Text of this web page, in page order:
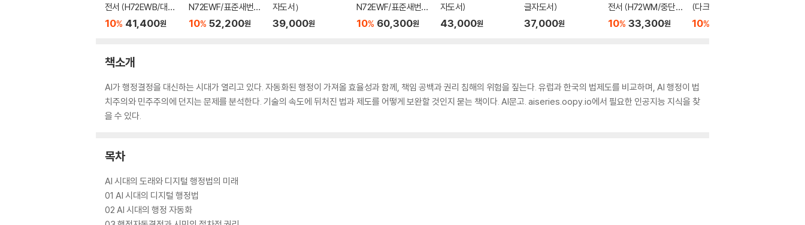
전서 (H72EWB/대단
본/무지퍼/PU/반달 색
10% 41,400원
N72EWF/표준새번역
대단본/무지퍼/PU/반
10% 52,200원
자도서）
39,000원
N72EWF/표준새번역
단본/무지퍼/천연우
10% 60,300원
자도서)
43,000원
글자도서)
37,000원
전서 (H72WM/중단
본/무지퍼/PU/반달 색
10% 33,300원
(다크브라운/대(大)/
단본/색인/천연우피)
10%
책소개
AI가 행정결정을 대신하는 시대가 열리고 있다. 자동화된 행정이 가져올 효율성과 함께, 책임 공백과 권리 침해의 위험을 짚는다. 유럽과 한국의 법제도를 비교하며, AI 행정이 법
치주의와 민주주의에 던지는 문제를 분석한다. 기술의 속도에 뒤처진 법과 제도를 어떻게 보완할 것인지 묻는 책이다. AI문고. aiseries.oopy.io에서 필요한 인공지능 지식을 찾
을 수 있다.
목차
AI 시대의 도래와 디지털 행정법의 미래
01 AI 시대의 디지털 행정법
02 AI 시대의 행정 자동화